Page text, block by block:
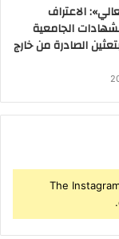
الاعتراف
الجامعية
الصادرة من خارج
The